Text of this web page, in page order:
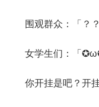
围观群众：「？？
女学生们：「
你开挂是吧？开挂